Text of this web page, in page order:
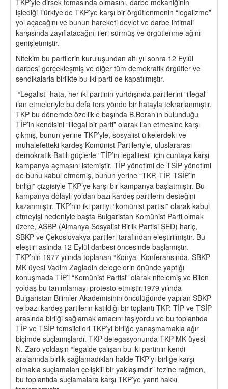
işlediği Türkiye’de TKP’ye karşı bir örgütlenmenin “legalizme”
yol açacağını ve bunun hareketi devlet ve darbe ihtimali
karşısında zayıflatacağını ileri sürmüş ve örgütlenme ağını
genişletmiştir.
Nitekim bu partilerin kuruluşundan altı yıl sonra 12 Eylül
darbesi gerçekleşmiş ve diğer tüm demokratik örgütler ve
sendikalarla birlikte bu iki parti de kapatılmıştır.
“Legalist” hata, her iki partinin yurtdışında partilerini “illegal”
ilan etmeleriyle bu defa ters yönde bir hatayla tekrarlanmıştır.
TKP bu dönemde özellikle başında B.Boran’ın bulunduğu
TİP’in kendisini “illegal bir parti” olarak ilan etmesine karşı
çıkmış, bunun yerine TKP’yle, sosyalist ülkelerdeki ve
muhalefetteki kardeş Komünist Partileriyle, uluslararası
demokratik Batılı güçlerle “TİP’in legalitesi” için cuntaya karşı
kampanya açmasını istemiştir. TİP yönetimi de TSİP yönetimi
de bunu kabul etmemiş, bunun yerine “TKP, TİP, TSİP’in
birliği” çizgisiyle TKP’ye karşı bir kampanya başlatmıştır. Bu
kampanya dolaylı yoldan bazı kardeş partilerin desteğini
kazanmıştır. TKP’nin iki partiyi “komünist partisi” olarak kabul
etmeyişi nedeniyle başta Bulgaristan Komünist Parti olmak
üzere, ASBP (Almanya Sosyalist Birlik Partisi SED) hariç,
SBKP ve Çekoslovakya partileri tarafından eleştirilmiştir. Bu
eleştiri aslında 12 Eylül darbesi öncesinde başlamıştır.
TKP’nin 1977 yılında toplanan “Konya” Konferansında, SBKP
MK üyesi Vadim Zagladin delegelerin önünde yaptığı
konuşmada TİP’i “Komünist Partisi” olarak nitelemiş ve Bilen
yoldaş bu tanımlamayı protesto etmiştir.1979 yılında
Bulgaristan Bilimler Akademisinin öncülüğünde yapılan SBKP
ve bazı kardeş partilerin katıldığı bir toplantı TKP, TİP ve TSİP
arasında birliği sağlamak amacını taşıyordu ve bu toplantıda
TİP ve TSİP temsilcileri TKP’yi birliğe yanaşmamakla ağır
biçimde suçlamışlardı. TKP delegasyonunda TKP MK üyesi
N. Zaro yoldaşın “legalde çalışan bu iki partinin kendi
aralarında birlik sağlamadıkları halde TKP’yi birliğe karşı
olmakla suçlamaları çelişkili bir yaklaşımdır” tezine rağmen,
bu toplantıda suçlamalara karşı TKP’ye yanıt hakkı